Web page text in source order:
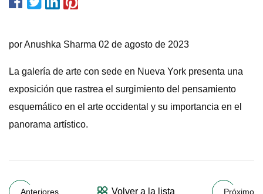
por Anushka Sharma 02 de agosto de 2023
La galería de arte con sede en Nueva York presenta una
exposición que rastrea el surgimiento del pensamiento
esquemático en el arte occidental y su importancia en el
panorama artístico.
Anteriores Volver a la lista Próximo